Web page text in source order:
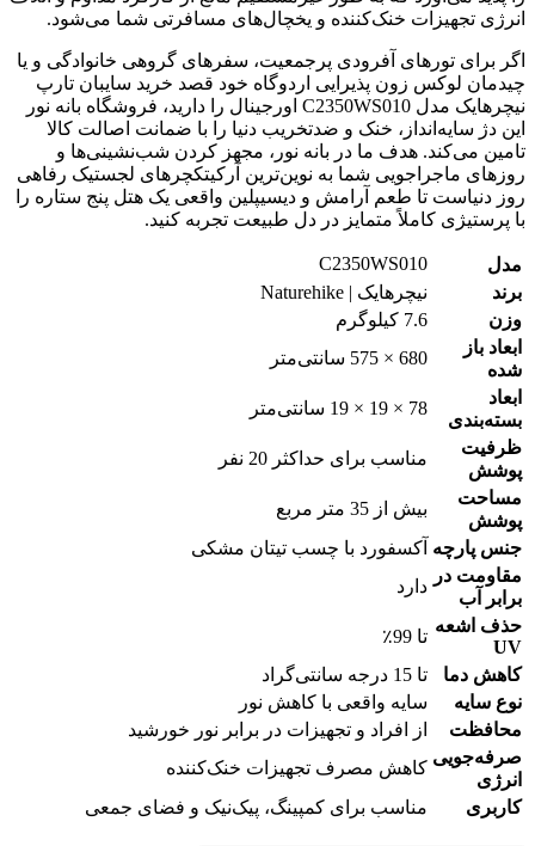
انرژی تجهیزات خنک‌کننده و یخچال‌های مسافرتی شما می‌شود.
اگر برای تورهای آفرودی پرجمعیت، سفرهای گروهی خانوادگی و یا
چیدمان لوکس زون پذیرایی اردوگاه خود قصد خرید سایبان تارپ
نیچرهایک مدل C2350WS010 اورجینال را دارید، فروشگاه بانه نور
این دژ سایه‌انداز، خنک و ضدتخریب دنیا را با ضمانت اصالت کالا
تامین می‌کند. هدف ما در بانه نور، مجهز کردن شب‌نشینی‌ها و
روزهای ماجراجویی شما به نوین‌ترین آرکیتکچرهای لجستیک رفاهی
روز دنیاست تا طعم آرامش و دیسیپلین واقعی یک هتل پنج ستاره را
با پرستیژی کاملاً متمایز در دل طبیعت تجربه کنید.
مدل
C2350WS010
برند
نیچرهایک | Naturehike
وزن
7.6 کیلوگرم
ابعاد باز
شده
680 × 575 سانتی‌متر
ابعاد
بسته‌بندی
78 × 19 × 19 سانتی‌متر
ظرفیت
پوشش
مناسب برای حداکثر 20 نفر
مساحت
پوشش
بیش از 35 متر مربع
جنس پارچه آکسفورد با چسب تیتان مشکی
مقاومت در
برابر آب
دارد
حذف اشعه
UV
تا 99٪
کاهش دما
تا 15 درجه سانتی‌گراد
نوع سایه
سایه واقعی با کاهش نور
محافظت
از افراد و تجهیزات در برابر نور خورشید
صرفه‌جویی
انرژی
کاهش مصرف تجهیزات خنک‌کننده
کاربری
مناسب برای کمپینگ، پیک‌نیک و فضای جمعی